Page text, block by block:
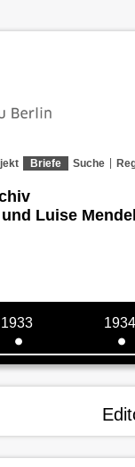
Briefe Suche
Luise
1933 1934